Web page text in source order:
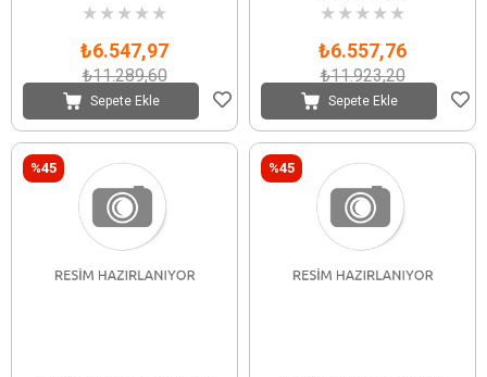
★ ★ ★ ★ ★
₺6.547,97
₺11.289,60
Sepete Ekle
★ ★ ★ ★ ★
₺6.557,76
₺11.923,20
Sepete Ekle
%45 %45